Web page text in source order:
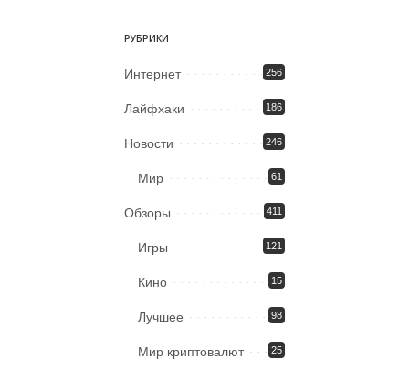
РУБРИКИ
Интернет 256
Лайфхаки 186
Новости 246
Мир 61
Обзоры 411
Игры 121
Кино 15
Лучшее 98
Мир криптовалют 25